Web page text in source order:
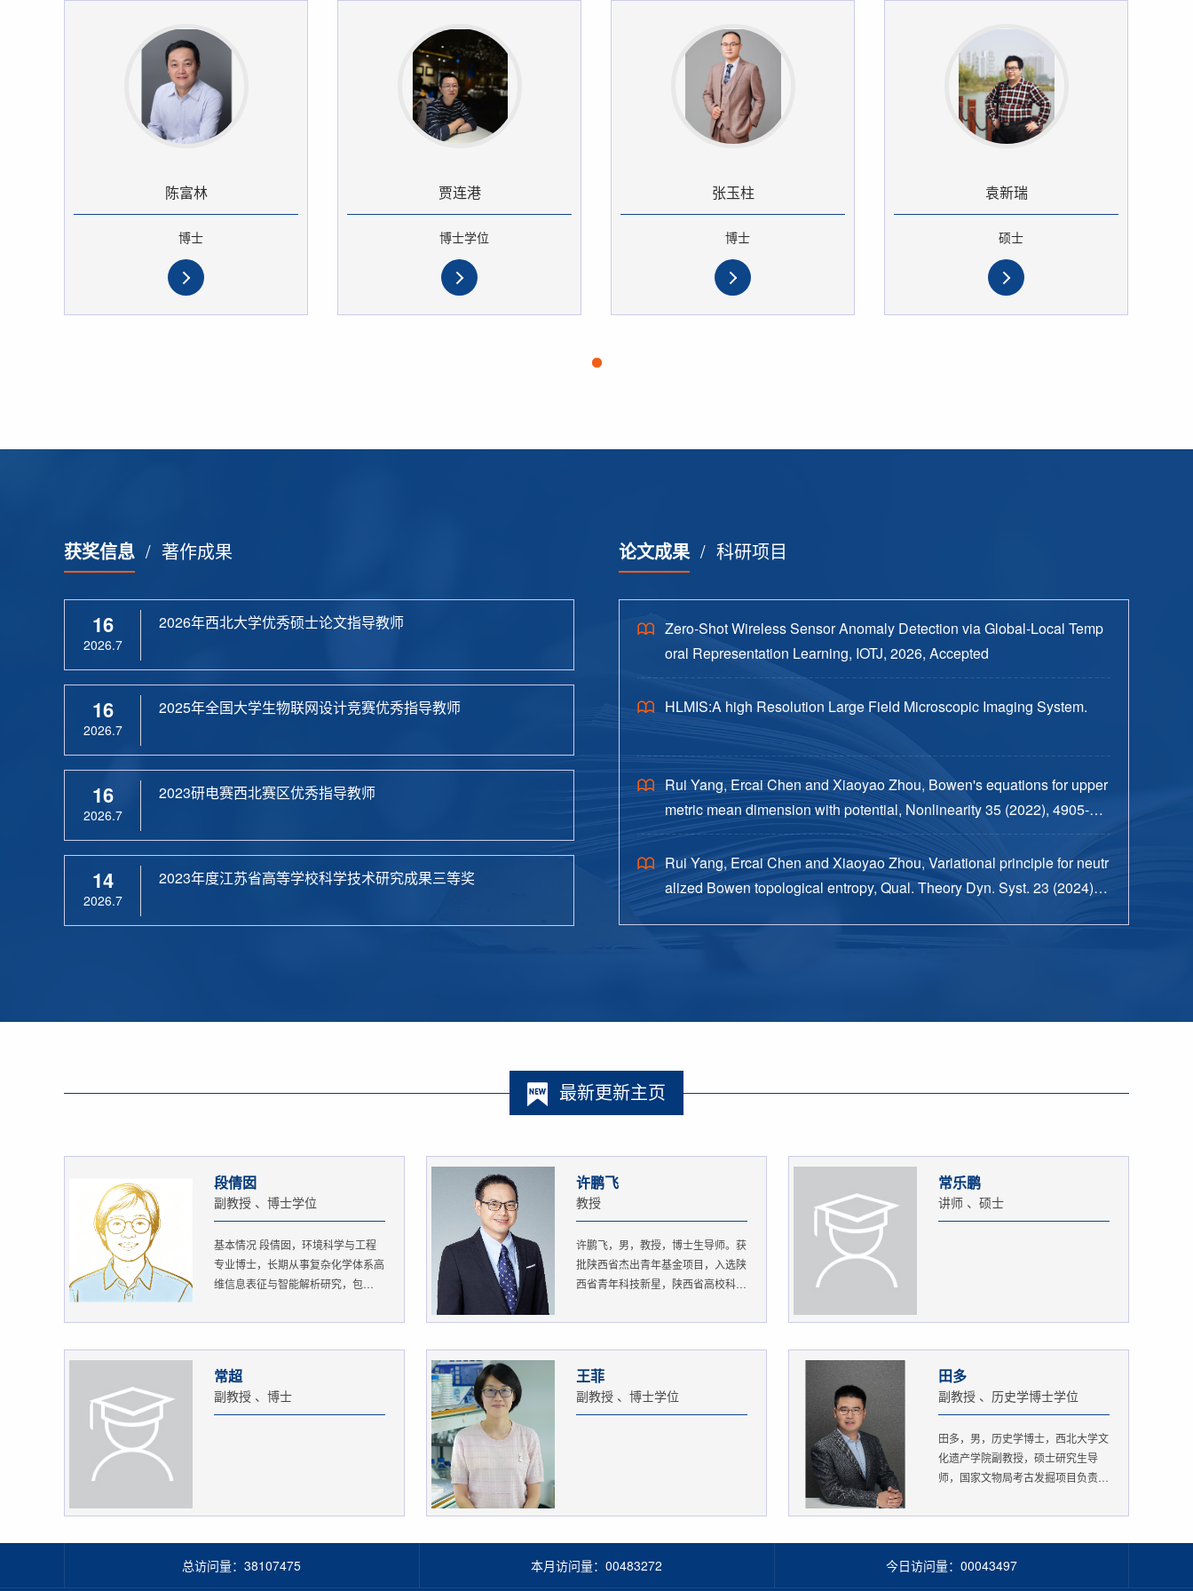
陈富林
博士
贾连港
博士学位
张玉柱
博士
袁新瑞
硕士
获奖信息 / 著作成果
16
2026.7
2026年西北大学优秀硕士论文指导教师
16
2026.7
2025年全国大学生物联网设计竞赛优秀指导教师
16
2026.7
2023研电赛西北赛区优秀指导教师
14
2026.7
2023年度江苏省高等学校科学技术研究成果三等奖
论文成果/ 科研项目
Zero-Shot Wireless Sensor Anomaly Detection via Global-Local Temp
oral Representation Learning, IOTJ, 2026, Accepted
HLMIS:A high Resolution Large Field Microscopic Imaging System.
Rui Yang, Ercai Chen and Xiaoyao Zhou, Bowen's equations for upper
metric mean dimension with potential, Nonlinearity 35 (2022), 4905-49
38.
Rui Yang, Ercai Chen and Xiaoyao Zhou, Variational principle for neutr
alized Bowen topological entropy, Qual. Theory Dyn. Syst. 23 (2024), n
最新更新主页
段倩囡
副教授 、博士学位
基本情况 段倩囡，环境科学与工程
专业博士，长期从事复杂化学体系高
维信息表征与智能解析研究，包
许鹏飞
教授
许鹏飞，男，教授，博士生导师。获
批陕西省杰出青年基金项目，入选陕
西省青年科技新星，陕西省高校科
常乐鹏
讲师 、硕士
常超
副教授 、博士
王菲
副教授 、博士学位
田多
副教授 、历史学博士学位
田多，男，历史学博士，西北大学文
化遗产学院副教授，硕士研究生导
师，国家文物局考古发掘项目负责
总访问量： 38107475 本月访问量： 00483272 今日访问量： 00043497